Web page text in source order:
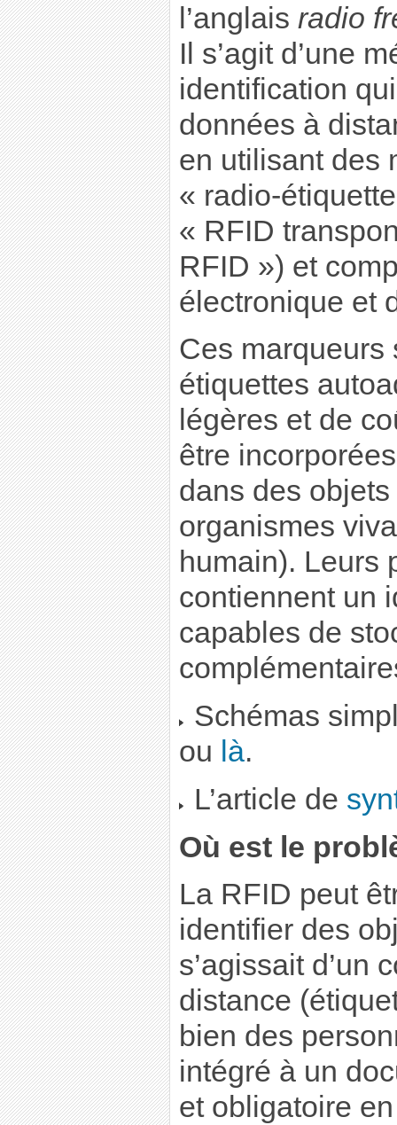
l’anglais radio
Il s’agit d’une
identification
données à
en utilisant des
« radio-
« RFID
RFID ») et
électronique et
Ces marqueurs
étiquettes
légères et de
être
dans des
organismes
humain). Leurs
contiennent un
capables de
Schémas
ou là.
L’article de
Où est le
La RFID peut
identifier des
s’agissait d’un
distance
bien des
intégré à un
et obligatoire